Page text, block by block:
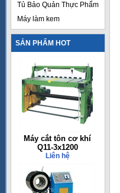
Tủ Bảo Quản Thực Phẩm
Máy làm kem
SẢN PHẨM HOT
Máy cắt tôn cơ khí
Q11-3x1200
Liên hệ